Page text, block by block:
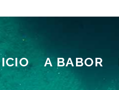
A BABOR